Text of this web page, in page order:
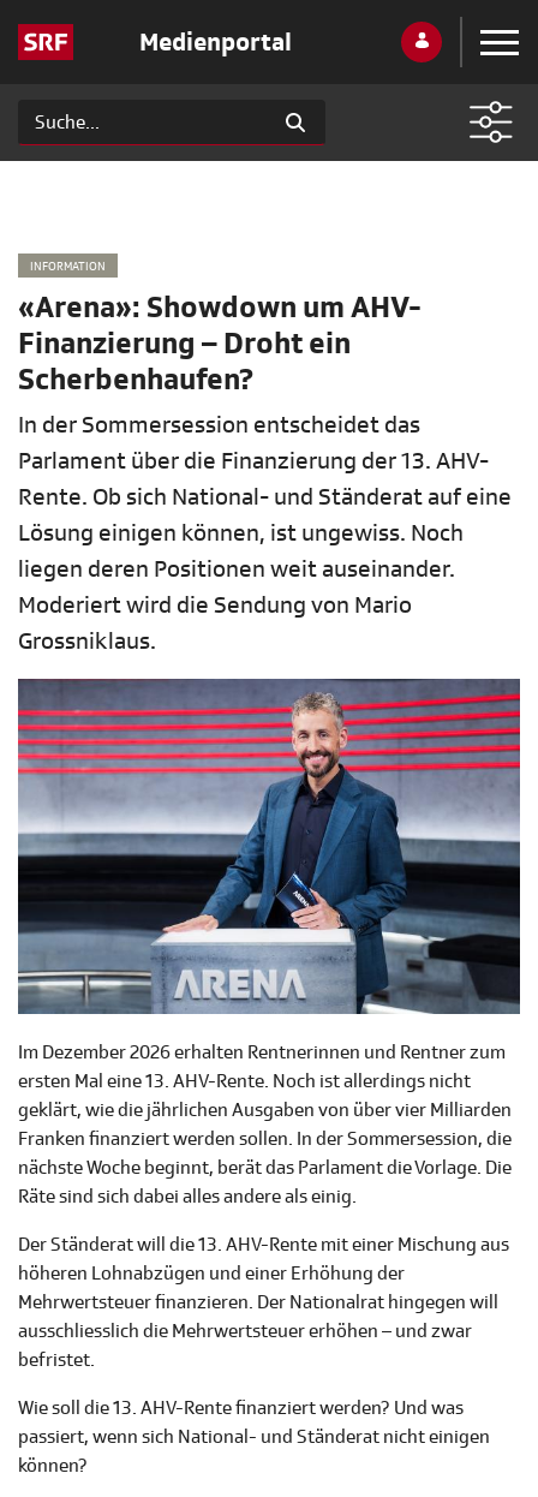
Medienportal
INFORMATION
«Arena»: Showdown um AHV-
Finanzierung – Droht ein
Scherbenhaufen?
In der Sommersession entscheidet das
Parlament über die Finanzierung der 13. AHV-
Rente. Ob sich National- und Ständerat auf eine
Lösung einigen können, ist ungewiss. Noch
liegen deren Positionen weit auseinander.
Moderiert wird die Sendung von Mario
Grossniklaus.
Im Dezember 2026 erhalten Rentnerinnen und Rentner zum
ersten Mal eine 13. AHV-Rente. Noch ist allerdings nicht
geklärt, wie die jährlichen Ausgaben von über vier Milliarden
Franken finanziert werden sollen. In der Sommersession, die
nächste Woche beginnt, berät das Parlament die Vorlage. Die
Räte sind sich dabei alles andere als einig.
Der Ständerat will die 13. AHV-Rente mit einer Mischung aus
höheren Lohnabzügen und einer Erhöhung der
Mehrwertsteuer finanzieren. Der Nationalrat hingegen will
ausschliesslich die Mehrwertsteuer erhöhen – und zwar
befristet.
Wie soll die 13. AHV-Rente finanziert werden? Und was
passiert, wenn sich National- und Ständerat nicht einigen
können?